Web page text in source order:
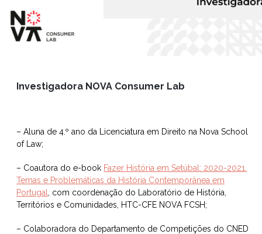
Investigadora NOVA Consumer Lab
– Aluna de 4.º ano da Licenciatura em Direito na Nova School
of Law;
– Coautora do e-book Fazer História em Setúbal: 2020-2021.
Temas e Problemáticas da História Contemporânea em
Portugal
, com coordenação do Laboratório de História,
Territórios e Comunidades, HTC-CFE NOVA FCSH;
– Colaboradora do Departamento de Competições do CNED